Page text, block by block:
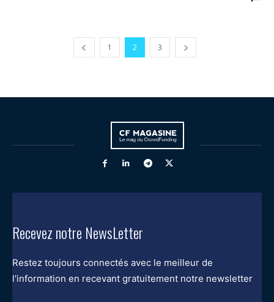
1 2 3
Recevez notre NewsLetter
Restez toujours connectés avec le meilleur de
l'information en recevant gratuitement notre newsletter